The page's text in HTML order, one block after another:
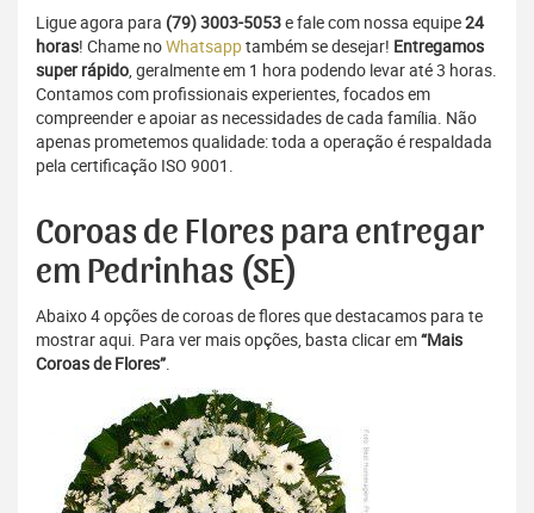
Ligue agora para (79) 3003-5053e fale com nossa equipe24
horas! Chame noWhatsapptambém se desejar! Entregamos
super rápido, geralmente em 1 hora podendo levar até 3 horas.
Contamos com profissionais experientes, focados em
compreender e apoiar as necessidades de cada família. Não
apenas prometemos qualidade: toda a operação é respaldada
pela certificação ISO 9001.
Coroas de Flores para entregar
em Pedrinhas (SE)
Abaixo 4 opções de coroas de flores que destacamos para te
mostrar aqui. Para ver mais opções, basta clicar em“Mais
Coroas de Flores”.